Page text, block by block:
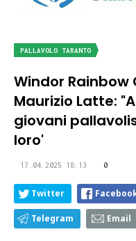
PALLAVOLO TARANTO
Windor Rainbow
Maurizio Latte:
giovani
loro'
17.04.2025 18:13 0
Twitter
Telegram Email